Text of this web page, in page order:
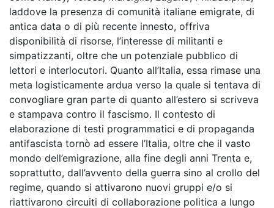
laddove la presenza di comunità italiane emigrate, di
antica data o di più recente innesto, offriva
disponibilità di risorse, l’interesse di militanti e
simpatizzanti, oltre che un potenziale pubblico di
lettori e interlocutori. Quanto all’Italia, essa rimase una
meta logisticamente ardua verso la quale si tentava di
convogliare gran parte di quanto all’estero si scriveva
e stampava contro il fascismo. Il contesto di
elaborazione di testi programmatici e di propaganda
antifascista tornò ad essere l’Italia, oltre che il vasto
mondo dell’emigrazione, alla fine degli anni Trenta e,
soprattutto, dall’avvento della guerra sino al crollo del
regime, quando si attivarono nuovi gruppi e/o si
riattivarono circuiti di collaborazione politica a lungo